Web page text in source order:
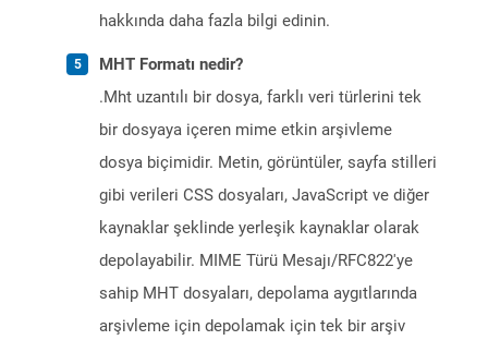
hakkında daha fazla bilgi edinin.
MHT Formatı nedir?
.Mht uzantılı bir dosya, farklı veri türlerini tek
bir dosyaya içeren mime etkin arşivleme
dosya biçimidir. Metin, görüntüler, sayfa stilleri
gibi verileri CSS dosyaları, JavaScript ve diğer
kaynaklar şeklinde yerleşik kaynaklar olarak
depolayabilir. MIME Türü Mesajı/RFC822'ye
sahip MHT dosyaları, depolama aygıtlarında
arşivleme için depolamak için tek bir arşiv